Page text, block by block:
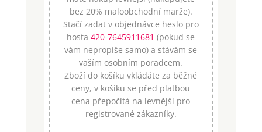
bez 20% maloobchodní marže).
Stačí zadat v objednávce heslo pro
hosta420-7645911681 (pokud se
vám nepropíše samo) a stávám se
vaším osobním poradcem.
Zboží do košíku vkládáte za běžné
ceny, v košíku se před platbou
cena přepočítá na levnější pro
registrované zákazníky.